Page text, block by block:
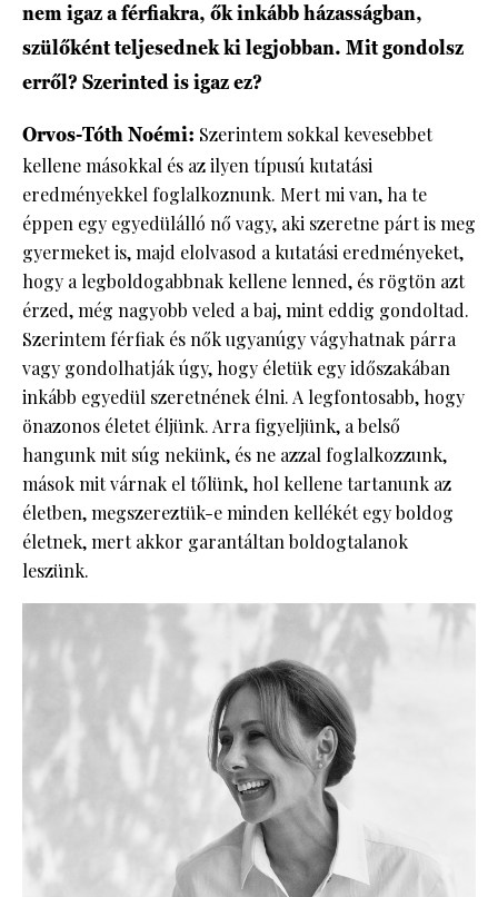
nem igaz a férfiakra, ők inkább házasságban,
szülőként teljesednek ki legjobban. Mit gondolsz
erről? Szerinted is igaz ez?
Orvos-Tóth Noémi: Szerintem sokkal kevesebbet
kellene másokkal és az ilyen típusú kutatási
eredményekkel foglalkoznunk. Mert mi van, ha te
éppen egy egyedülálló nő vagy, aki szeretne párt is meg
gyermeket is, majd elolvasod a kutatási eredményeket,
hogy a legboldogabbnak kellene lenned, és rögtön azt
érzed, még nagyobb veled a baj, mint eddig gondoltad.
Szerintem férfiak és nők ugyanúgy vágyhatnak párra
vagy gondolhatják úgy, hogy életük egy időszakában
inkább egyedül szeretnének élni. A legfontosabb, hogy
önazonos életet éljünk. Arra figyeljünk, a belső
hangunk mit súg nekünk, és ne azzal foglalkozzunk,
mások mit várnak el tőlünk, hol kellene tartanunk az
életben, megszereztük-e minden kellékét egy boldog
életnek, mert akkor garantáltan boldogtalanok
leszünk.